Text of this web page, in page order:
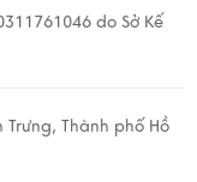
do Sở Kế
Trưng, Thành phố Hồ